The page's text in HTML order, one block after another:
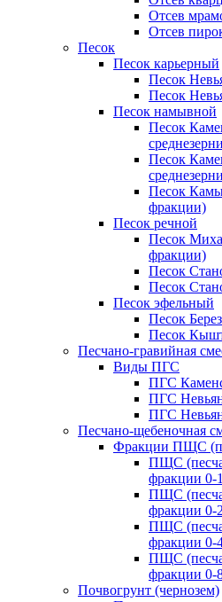
Отсев
Отсев
Песок
Песок карьерный
Песок
Песок
Песок намывной
Песок
Песок
Песок
фракции)
Песок речной
Песок
фракции)
Песок
Песок
Песок эфельный
Песок
Песок
Песчано-гравийная
Виды ПГС
ПГС
ПГС
ПГС
Песчано-щебеночная
Фракции ПЩС
ПЩС
фракции 0-
ПЩС
фракции 0-
ПЩС
фракции 0-
ПЩС
фракции 0-
Почвогрунт (чернозем)